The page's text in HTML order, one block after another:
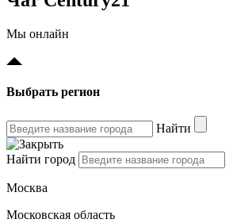
Мы онлайн
Выбрать регион
Найти
Найти город
Москва
Московская область